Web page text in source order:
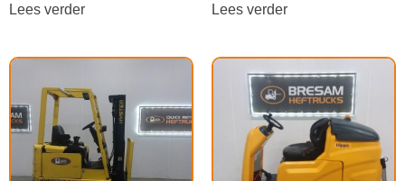
Lees verder Lees verder